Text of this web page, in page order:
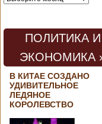
ПОЛИТИКА И
ЭКОНОМИКА
В КИТАЕ СОЗДАНО
УДИВИТЕЛЬНОЕ
ЛЕДЯНОЕ
КОРОЛЕВСТВО